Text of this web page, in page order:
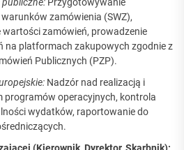
zamówienia (SWZ),
wartości zamówień, prowadzenie
na platformach zakupowych zgodnie z
Publicznych (PZP).
Nadzór nad realizacją i
programów operacyjnych, kontrola
wydatków, raportowanie do